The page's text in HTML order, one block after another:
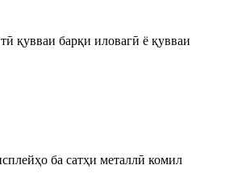
қувваи барқи иловагӣ ё қувваи
ба сатҳи металлӣ комил